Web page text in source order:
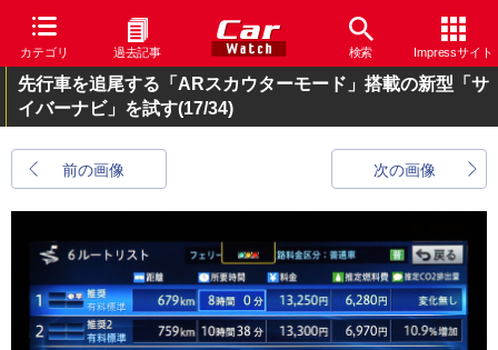
カテゴリ 過去記事 検索 Impressサイト
先行車を追尾する「ARスカウターモード」搭載の新型「サ
イバーナビ」を試す(17/34)
前の画像 次の画像